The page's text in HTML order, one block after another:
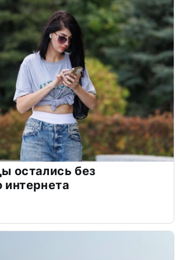
остались без
интернета